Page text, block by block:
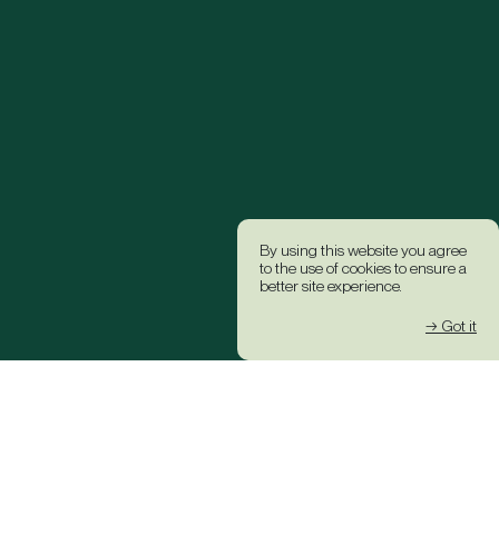
By using this website you agree
to the use of cookies to ensure a
better site experience.
→ Got it